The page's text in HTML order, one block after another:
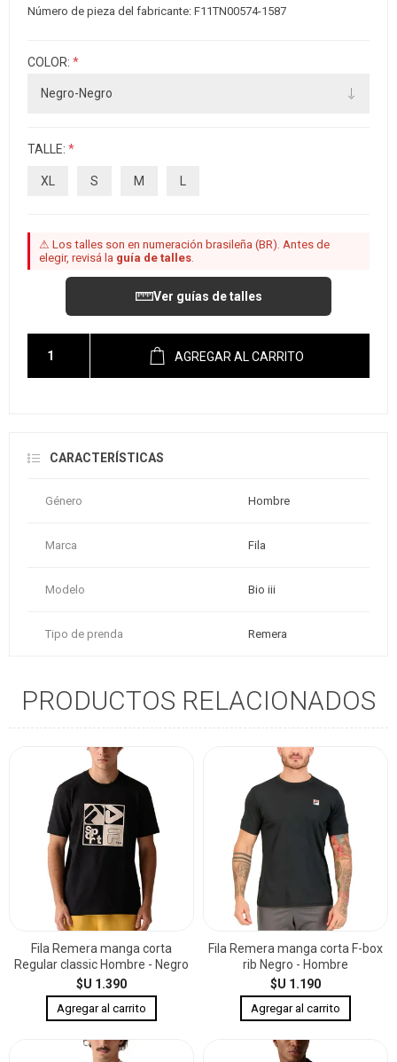
Número de pieza del fabricante: F11TN00574-1587
COLOR: *
TALLE: *
XL S M L
⚠ Los talles son en numeración brasileña (BR). Antes de
elegir, revisá la guía de talles
Ver guías de talles
AGREGAR AL CARRITO
CARACTERÍSTICAS
Género Hombre
Marca Fila
Modelo Bio iii
Tipo de prenda Remera
PRODUCTOS RELACIONADOS
Fila Remera manga corta
Regular classic Hombre - Negro
$U 1.390
Fila Remera manga corta F-box
rib Negro - Hombre
$U 1.190